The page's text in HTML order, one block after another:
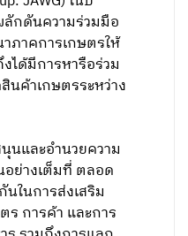
ลักดันความร่วมมือ
ภาคการเกษตรให้
ได้มีการหารือร่วม
นค้าเกษตรระหว่าง
นและอำนวยความ
อย่างเต็มที่ ตลอด
ในการส่งเสริม
ร การค้า และการ